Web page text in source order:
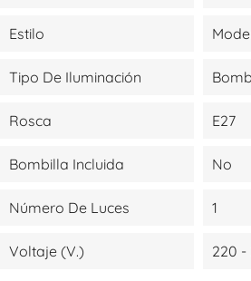
Estilo
Tipo De Iluminación
Rosca E27
Bombilla Incluida No
Número De Luces 1
Voltaje (V.) 220 -